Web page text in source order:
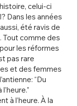
celui-ci
Dans les années
été ravis de
Tout comme des
les réformes
pas rare
et des femmes
“Du
à l’heure. À la